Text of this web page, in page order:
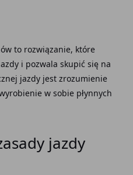
to rozwiązanie, które
i pozwala skupić się na
jazdy jest zrozumienie
w sobie płynnych
jazdy